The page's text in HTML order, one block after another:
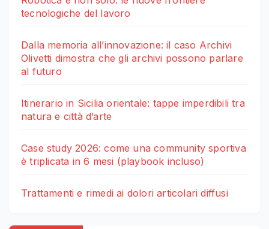
tecnologiche del lavoro
Dalla memoria all’innovazione: il caso Archivi
Olivetti dimostra che gli archivi possono parlare
al futuro
Itinerario in Sicilia orientale: tappe imperdibili tra
natura e città d’arte
Case study 2026: come una community sportiva
è triplicata in 6 mesi (playbook incluso)
Trattamenti e rimedi ai dolori articolari diffusi